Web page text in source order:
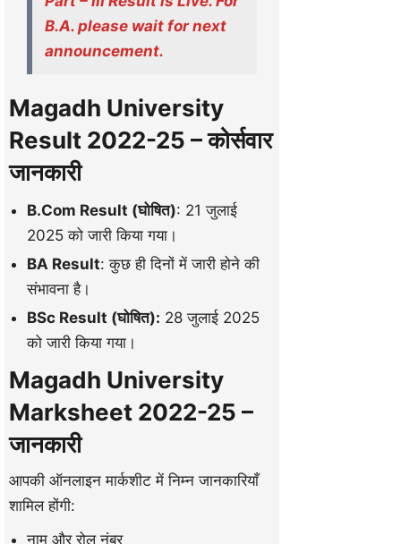
B.A. please wait for next
announcement.
Magadh University
Result 2022-25 – कोर्सवार
जानकारी
B.Com Result (घोषित): 21 जुलाई
2025 को जारी किया गया।
BA Result: कुछ ही दिनों में जारी होने की
संभावना है।
BSc Result (घोषित): 28 जुलाई 2025
को जारी किया गया।
Magadh University
Marksheet 2022-25 –
जानकारी
आपकी ऑनलाइन मार्कशीट में निम्न जानकारियाँ
शामिल होंगी:
नाम और रोल नंबर